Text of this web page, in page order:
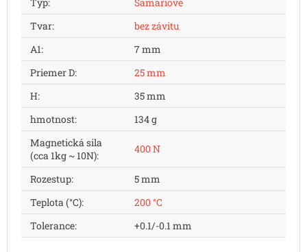
Tvar:
bez závitu
A1:
7 mm
Priemer D:
25 mm
H:
35 mm
hmotnost:
134 g
Magnetická sila
(cca 1kg ~ 10N):
400 N
Rozestup:
5 mm
Teplota (°C):
200 °C
Tolerance: +0.1/-0.1 mm